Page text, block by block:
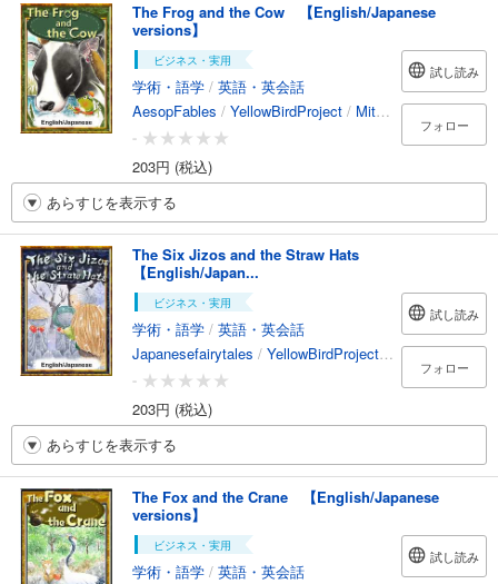
The Frog and the Cow 【English/Japanese
versions】
ビジネス・実用
学術・語学 / 英語・英会話
AesopFables / YellowBirdProject / MitsutoshiKatsunaga
-
203円 (税込)
試し読み
フォロー
あらすじを表示する
The Six Jizos and the Straw Hats
【English/Japan...
ビジネス・実用
学術・語学 / 英語・英会話
Japanesefairytales / YellowBirdProject/ Chihiro/
-
203円 (税込)
試し読み
フォロー
あらすじを表示する
The Fox and the Crane 【English/Japanese
versions】
ビジネス・実用
学術・語学 / 英語・英会話
試し読み